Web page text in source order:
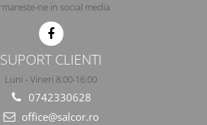
impregnate
ne in social media
SUPORT CLIENTI
Luni - Vineri 8:00-16:00
0742330628
office@salcor.ro